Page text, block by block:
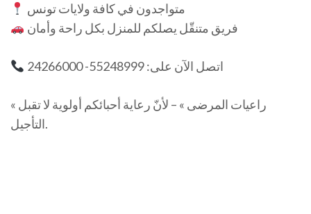
متواجدون في كافة ولايات تونس
فريق متنقّل يصلكم للمنزل بكل راحة وأمان
اتصل الآن على: 55248999- 24266000
« راعيات المرضى » – لأنّ رعاية أحبائكم أولوية لا تقبل
التأجيل.